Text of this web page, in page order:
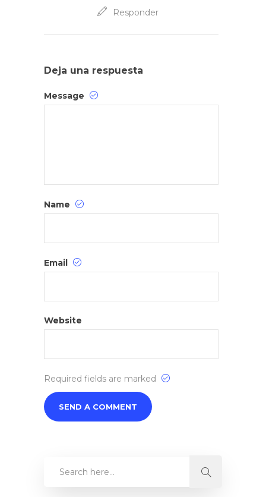
Responder
Deja una respuesta
Message
Name
Email
Website
Required fields are marked